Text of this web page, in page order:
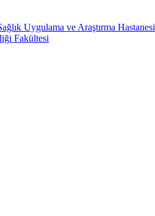
Uygulama ve Araştırma Hastanesi
Fakültesi